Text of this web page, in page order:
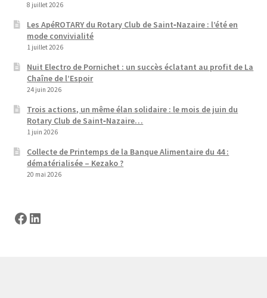
8 juillet 2026
Les ApéROTARY du Rotary Club de Saint‑Nazaire : l’été en
mode convivialité
1 juillet 2026
Nuit Electro de Pornichet : un succès éclatant au profit de La
Chaîne de l’Espoir
24 juin 2026
Trois actions, un même élan solidaire : le mois de juin du
Rotary Club de Saint‑Nazaire…
1 juin 2026
Collecte de Printemps de la Banque Alimentaire du 44 :
dématérialisée – Kezako ?
20 mai 2026
Facebook
LinkedIn